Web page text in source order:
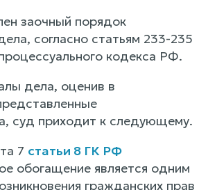
заочный порядок
согласно статьям 233-235
кодекса РФ.
дела, оценив в
суд приходит к следующему.
7 статьи 8 ГК РФ
обогащение является одним
гражданских прав